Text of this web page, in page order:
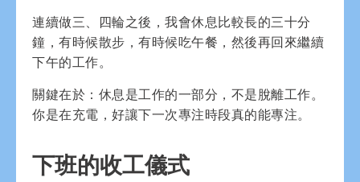
連續做三、四輪之後，我會休息比較長的三十分
鐘，有時候散步，有時候吃午餐，然後再回來繼續
下午的工作。
關鍵在於：休息是工作的一部分，不是脫離工作。
你是在充電，好讓下一次專注時段真的能專注。
下班的收工儀式